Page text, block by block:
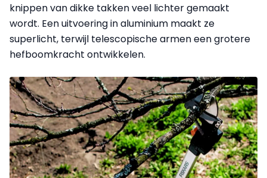
knippen van dikke takken veel lichter gemaakt
wordt. Een uitvoering in aluminium maakt ze
superlicht, terwijl telescopische armen een grotere
hefboomkracht ontwikkelen.